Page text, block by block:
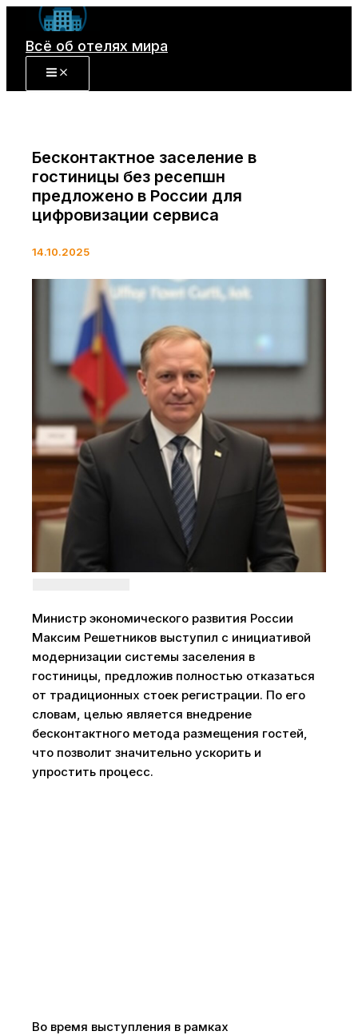
Перейти
содержимому
Всё об отелях мира
Бесконтактное заселение в
гостиницы без ресепшн
предложено в России для
цифровизации сервиса
14.10.2025
Министр экономического развития России
Максим Решетников выступил с инициативой
модернизации системы заселения в
гостиницы, предложив полностью отказаться
от традиционных стоек регистрации. По его
словам, целью является внедрение
бесконтактного метода размещения гостей,
что позволит значительно ускорить и
упростить процесс.
Во время выступления в рамках